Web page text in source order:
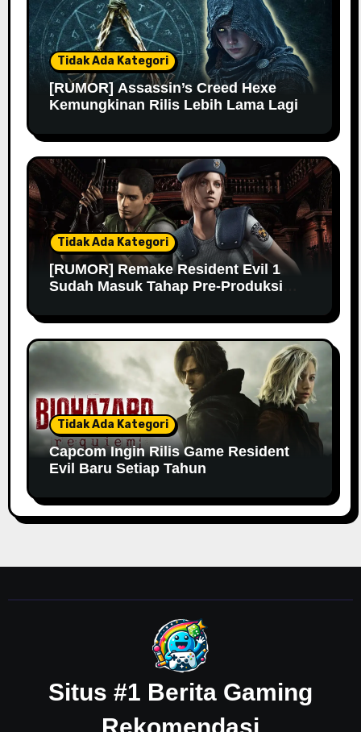
Tidak Ada Kategori
[RUMOR] Assassin’s Creed Hexe
Kemungkinan Rilis Lebih Lama Lagi
Tidak Ada Kategori
[RUMOR] Remake Resident Evil 1
Sudah Masuk Tahap Pre-Produksi
Tidak Ada Kategori
Capcom Ingin Rilis Game Resident
Evil Baru Setiap Tahun
Situs #1 Berita Gaming